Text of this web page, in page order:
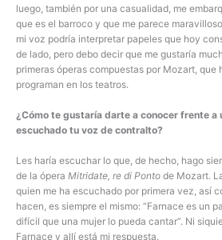
luego, también por una casualidad, me
que es el barroco y que me parece
mi voz podría interpretar papeles que hoy
de lado, pero debo decir que me gustaría
primeras óperas compuestas por Mozart, que
programan en los teatros.
¿Cómo te gustaría darte a conocer frente a
escuchado tu voz de contralto?
Les haría escuchar lo que, de hecho, hago
de la ópera Mitridate, re di Ponto de Mozart.
quien me ha escuchado por primera vez, así
hacen, es siempre el mismo: “Farnace es un
difícil que una mujer lo pueda cantar”. Ni
Farnace y allí está mi respuesta.